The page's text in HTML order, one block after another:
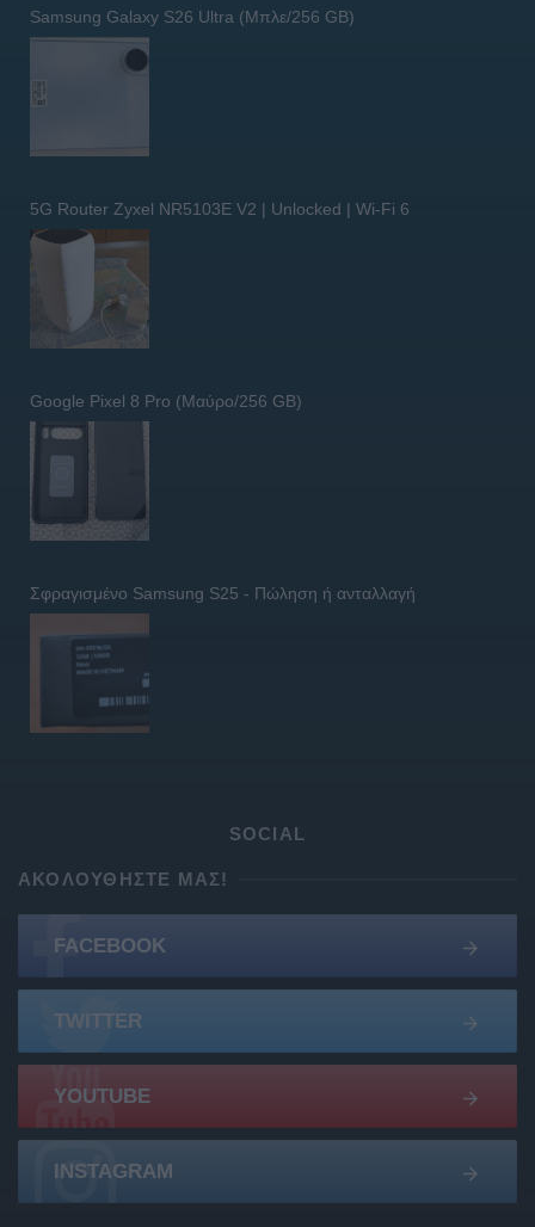
Samsung Galaxy S26 Ultra (Μπλε/256 GB)
5G Router Zyxel NR5103E V2 | Unlocked | Wi-Fi 6
Google Pixel 8 Pro (Μαύρο/256 GB)
Σφραγισμένο Samsung S25 - Πώληση ή ανταλλαγή
SOCIAL
ΑΚΟΛΟΥΘΉΣΤΕ ΜΑΣ!
FACEBOOK
TWITTER
YOUTUBE
INSTAGRAM